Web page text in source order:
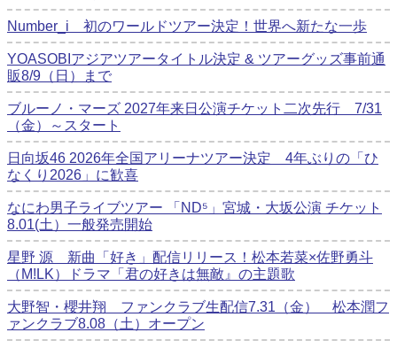
Number_i 初のワールドツアー決定！世界へ新たな一歩
YOASOBIアジアツアータイトル決定 & ツアーグッズ事前通
販8/9（日）まで
ブルーノ・マーズ 2027年来日公演チケット二次先行 7/31
（金）～スタート
日向坂46 2026年全国アリーナツアー決定 4年ぶりの「ひ
なくり2026」に歓喜
なにわ男子ライブツアー 「ND⁵」宮城・大坂公演 チケット
8.01(土）一般発売開始
星野 源 新曲「好き」配信リリース！松本若菜×佐野勇斗
（M!LK）ドラマ「君の好きは無敵』の主題歌
大野智・櫻井翔 ファンクラブ生配信7.31（金） 松本潤フ
ァンクラブ8.08（土）オープン